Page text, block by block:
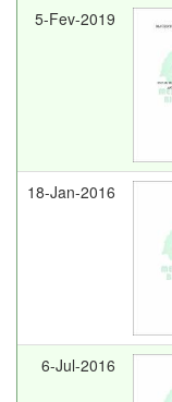
5-Fev-2019
18-Jan-2016
6-Jul-2016